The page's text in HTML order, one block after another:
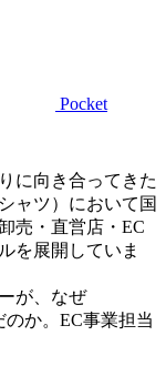
Pocket
に向き合ってきた
ャツ）において国
売・直営店・EC
を展開していま
が、なぜ
か。EC事業担当